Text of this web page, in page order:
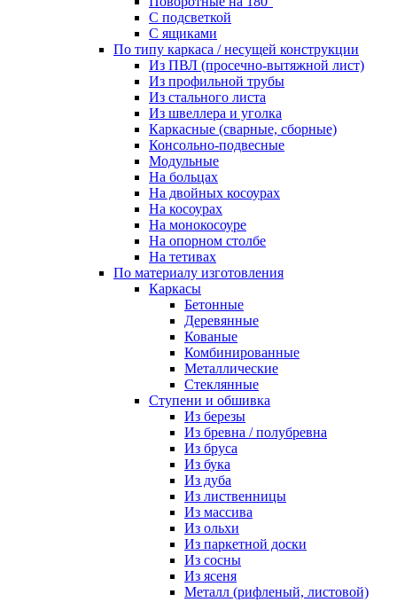
С подсветкой
С ящиками
По типу каркаса / несущей конструкции
Из ПВЛ (просечно-вытяжной лист)
Из профильной трубы
Из стального листа
Из швеллера и уголка
Каркасные (сварные, сборные)
Консольно-подвесные
Модульные
На больцах
На двойных косоурах
На косоурах
На монокосоуре
На опорном столбе
На тетивах
По материалу изготовления
Каркасы
Бетонные
Деревянные
Кованые
Комбинированные
Металлические
Стеклянные
Ступени и обшивка
Из березы
Из бревна / полубревна
Из бруса
Из бука
Из дуба
Из лиственницы
Из массива
Из ольхи
Из паркетной доски
Из сосны
Из ясеня
Металл (рифленый, листовой)